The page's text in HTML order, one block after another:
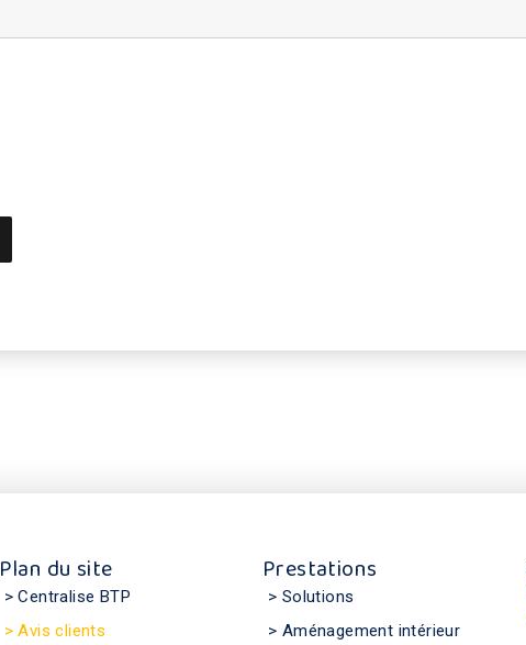
Plan du site
> Centralise BTP
> Avis clients
Prestations
> Solutions
> Aménagement intérieur